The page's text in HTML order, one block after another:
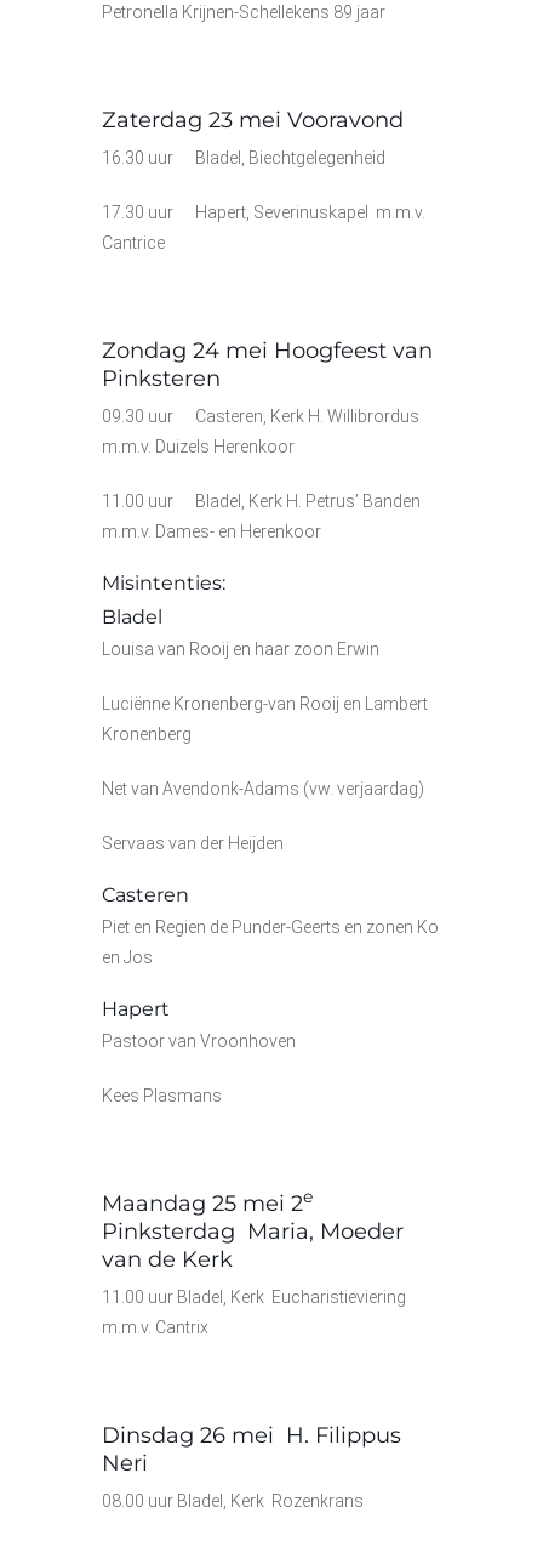
Petronella Krijnen-Schellekens 89 jaar
Zaterdag 23 mei Vooravond
16.30 uur Bladel, Biechtgelegenheid
17.30 uur Hapert, Severinuskapel m.m.v.
Cantrice
Zondag 24 mei Hoogfeest van
Pinksteren
09.30 uur Casteren, Kerk H. Willibrordus
m.m.v. Duizels Herenkoor
11.00 uur Bladel, Kerk H. Petrus’ Banden
m.m.v. Dames- en Herenkoor
Misintenties:
Bladel
Louisa van Rooij en haar zoon Erwin
Luciënne Kronenberg-van Rooij en Lambert
Kronenberg
Net van Avendonk-Adams (vw. verjaardag)
Servaas van der Heijden
Casteren
Piet en Regien de Punder-Geerts en zonen Ko
en Jos
Hapert
Pastoor van Vroonhoven
Kees Plasmans
Maandag 25 mei 2e
Pinksterdag Maria, Moeder
van de Kerk
11.00 uur Bladel, Kerk Eucharistieviering
m.m.v. Cantrix
Dinsdag 26 mei H. Filippus
Neri
08.00 uur Bladel, Kerk Rozenkrans